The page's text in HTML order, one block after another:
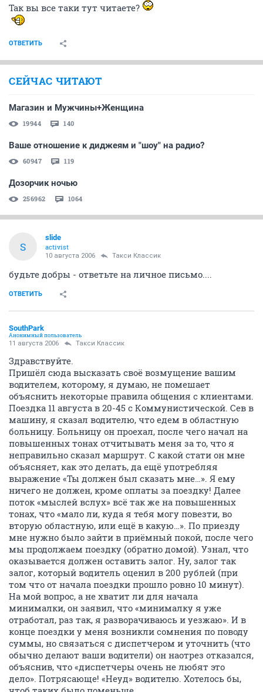
Так вы все таки тут читаете?
ОТВЕТИТЬ
СЕЙЧАС ЧИТАЮТ
Магазин и Мужчины+Женщина
19944 140
Ваше отношение к диджеям и "шоу" на радио?
60947 119
Дозорчик ночью
256962 1064
S
slide
activist
10 августа 2006 Такси Классик
будьте добры - ответьте на личное письмо....
ОТВЕТИТЬ
SouthPark
Анонимный пользователь
11 августа 2006 Такси Классик
Здравствуйте.
Пришёл сюда высказать своё возмущение вашим
водителем, которому, я думаю, не помешает
объяснить некоторые правила общения с клиентами.
Поездка 11 августа в 20-45 с Коммунистической. Сев в
машину, я сказал водителю, что едем в областную
больницу. Больницу он проехал, после чего начал на
повышенных тонах отчитывать меня за то, что я
неправильно сказал маршрут. С какой стати он мне
объясняет, как это делать, да ещё употребляя
выражение «Ты должен был сказать мне…». Я ему
ничего не должен, кроме оплаты за поездку! Далее
поток «мыслей вслух» всё так же на повышенных
тонах, что «мало ли, куда я тебя могу повезти, во
вторую областную, или ещё в какую…». По приезду
мне нужно было зайти в приёмный покой, после чего
мы продолжаем поездку (обратно домой). Узнал, что
оказывается должен оставить залог. Ну, залог так
залог, который водитель оценил в 200 рублей (при
том что от начала поездки прошло ровно 10 минут).
На мой вопрос, а не хватит ли для начала
минималки, он заявил, что «минималку я уже
отработал, раз так, я разворачиваюсь и уезжаю». И в
конце поездки у меня возникли сомнения по поводу
суммы, но связаться с диспетчером и уточнить (что
обычно делают ваши водители) он наотрез отказался,
объяснив, что «диспетчеры очень не любят это
дело». Потрясающе! «Неуд» водителю. Хотелось бы,